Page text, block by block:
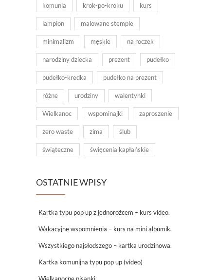
komunia krok-po-kroku kurs
lampion malowane stemple
minimalizm męskie na roczek
narodziny dziecka prezent pudełko
pudełko-kredka pudełko na prezent
różne urodziny walentynki
Wielkanoc wspominajki zaproszenie
zero waste zima ślub
świąteczne święcenia kapłańskie
OSTATNIE WPISY
Kartka typu pop up z jednorożcem – kurs video.
Wakacyjne wspomnienia – kurs na mini albumik.
Wszystkiego najsłodszego – kartka urodzinowa.
Kartka komunijna typu pop up (video)